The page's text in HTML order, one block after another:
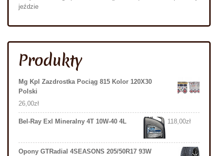
jeździe
Produkty
Mg Kpl Zazdrostka Pociąg 815 Kolor 120X30
Polski
26,00zł
Bel-Ray Exl Mineralny 4T 10W-40 4L 118,00zł
Opony GTRadial 4SEASONS 205/50R17 93W